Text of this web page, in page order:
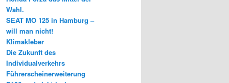
Wahl.
SEAT MO 125 in Hamburg –
will man nicht!
Klimakleber
Die Zukunft des
Individualverkehrs
Führerscheinerweiterung